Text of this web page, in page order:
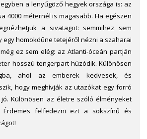
a lenyűgöző hegyek országa is: az
4000 méternél is magasabb. Ha egészen
a sivatagot: semmihez sem
egy homokdűne tetejéről nézni a szaharai
ez sem elég: az Atlanti-óceán partján
hosszú tengerpart húzódik. Különösen
ahol az emberek kedvesek, és
hogy meghívják az utazókat egy forró
Különösen az életre szóló élményeket
Érdemes felfedezni ezt a sokszínű és